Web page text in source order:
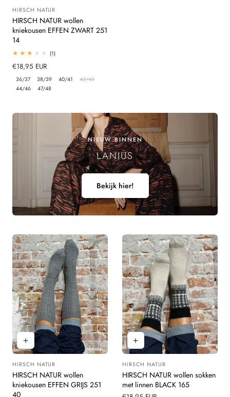
Leverancier:
HIRSCH NATUR
HIRSCH NATUR wollen
kniekousen EFFEN ZWART 251
14
(1)1
Normale
prijs
€18,95 EUR
36/37 38/39 40/41
42/43
44/46
47/48
NIEUW BINNEN
LANIUS
Bekijk hier!
Leverancier:
HIRSCH NATUR
HIRSCH NATUR wollen
kniekousen EFFEN GRIJS 251
40
Leverancier:
HIRSCH NATUR
HIRSCH NATUR wollen sokken
met linnen BLACK 165